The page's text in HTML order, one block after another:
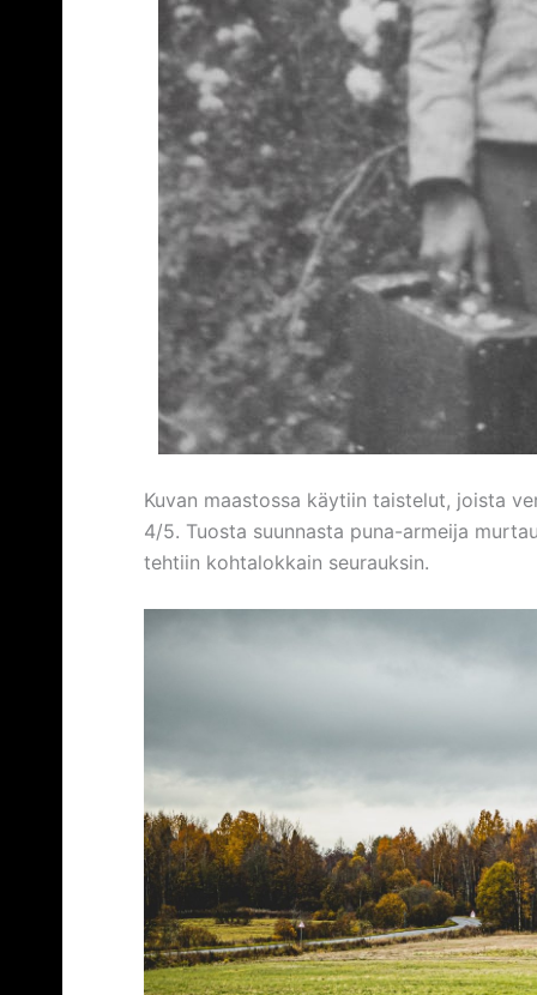
Kuvan maastossa käytiin taistelut, joista
4/5. Tuosta suunnasta puna-armeija
tehtiin kohtalokkain seurauksin.